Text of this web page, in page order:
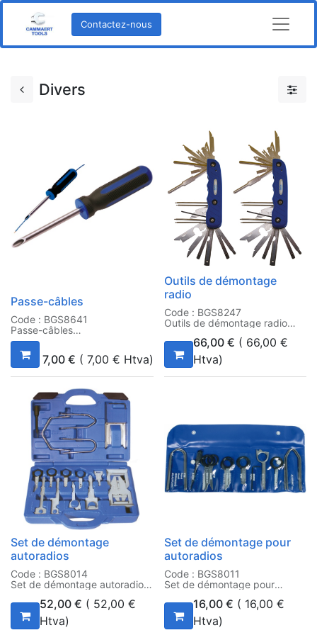
Contactez-nous
Divers
Passe-câbles
Code : BGS8641
Passe-câbles
7,00€ ( 7,00 € Htva)
Outils de démontage
radio
Code : BGS8247
Outils de démontage radio
66,00€ ( 66,00 €
Htva)
Set de démontage
autoradios
Code : BGS8014
Set de démontage autoradios
52,00 € ( 52,00 €
Htva)
Set de démontage pour
autoradios
Code : BGS8011
Set de démontage pour
16,00€ ( 16,00 €
Htva)